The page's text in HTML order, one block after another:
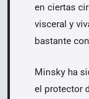
en ciertas
visceral y
bastante
Minsky ha
el protector